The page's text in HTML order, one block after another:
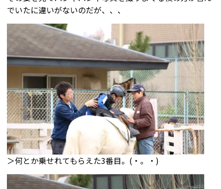
でいたに違いがないのだが、、、
＞何とか乗せれてもらえた3番目。(・。・)